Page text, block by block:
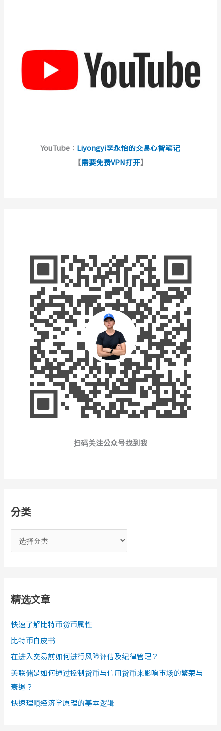
YouTube ： Liyongyi李永怡的交易心智笔记
【需要免费VPN打开】
扫码关注公众号找到我
分类
类
精选文章
快速了解比特币货币属性
比特币白皮书
在进入交易前如何进行风险评估及纪律管理？
美联储是如何通过控制货币与信用货币来影响市场的繁荣与
衰退？
快速理顺经济学原理的基本逻辑